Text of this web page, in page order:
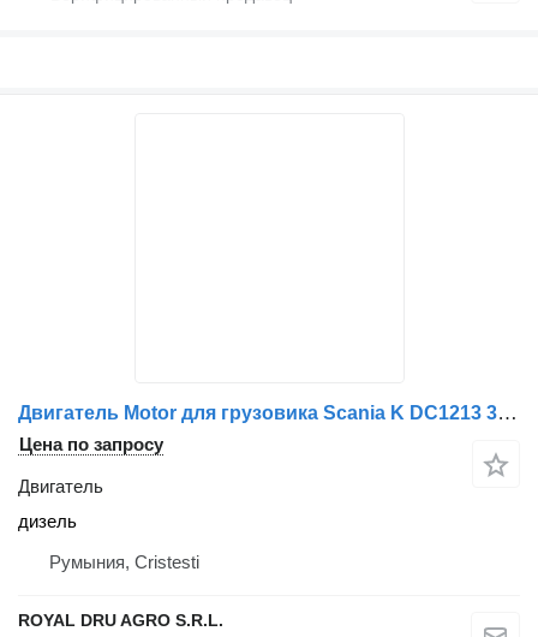
Двигатель Motor для грузовика Scania K DC1213 380CP Euro 4 HPI 2006
Цена по запросу
Двигатель
дизель
Румыния, Cristesti
ROYAL DRU AGRO S.R.L.